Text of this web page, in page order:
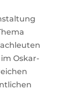
Oskar-